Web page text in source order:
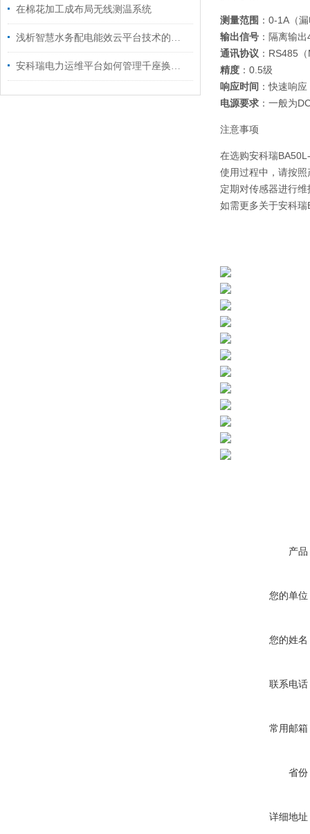
在棉花加工成布局无线测温系统
浅析智慧水务配电能效云平台技术的应用与发展
安科瑞电力运维平台如何管理千座换电站的电力数据？
测量范围 ：0-1A（
输出信号 ：隔离输
通讯协议 ：RS485
精度 ：0.5级
响应时间 ：快速响
电源要求 ：一般为
注意事项
在选购安科瑞
使用过程中，请按
定期对传感器进行
如需更多关于安科
产品
您的单位
您的姓名
联系电话
常用邮箱
省份
详细地址